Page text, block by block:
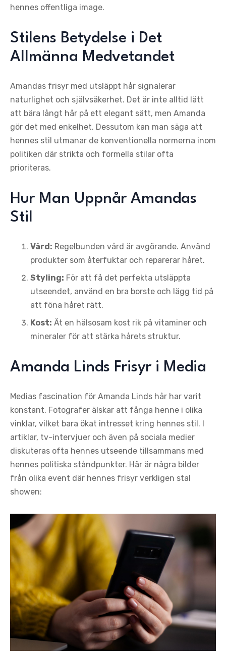
hennes offentliga image.
Stilens Betydelse i Det
Allmänna Medvetandet
Amandas frisyr med utsläppt hår signalerar
naturlighet och självsäkerhet. Det är inte alltid lätt
att bära långt hår på ett elegant sätt, men Amanda
gör det med enkelhet. Dessutom kan man säga att
hennes stil utmanar de konventionella normerna inom
politiken där strikta och formella stilar ofta
prioriteras.
Hur Man Uppnår Amandas
Stil
Vård: Regelbunden vård är avgörande. Använd
produkter som återfuktar och reparerar håret.
Styling: För att få det perfekta utsläppta
utseendet, använd en bra borste och lägg tid på
att föna håret rätt.
Kost: Ät en hälsosam kost rik på vitaminer och
mineraler för att stärka hårets struktur.
Amanda Linds Frisyr i Media
Medias fascination för Amanda Linds hår har varit
konstant. Fotografer älskar att fånga henne i olika
vinklar, vilket bara ökat intresset kring hennes stil. I
artiklar, tv-intervjuer och även på sociala medier
diskuteras ofta hennes utseende tillsammans med
hennes politiska ståndpunkter. Här är några bilder
från olika event där hennes frisyr verkligen stal
showen: